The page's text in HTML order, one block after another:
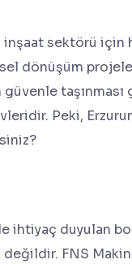
sektörü için
dönüşüm
güvenle taşınması
Peki,
ihtiyaç duyulan
değildir. FNS